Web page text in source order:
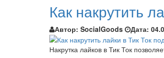
Как накрутить
Автор: SocialGoods Дата:
Накрутка лайков в Тик Ток